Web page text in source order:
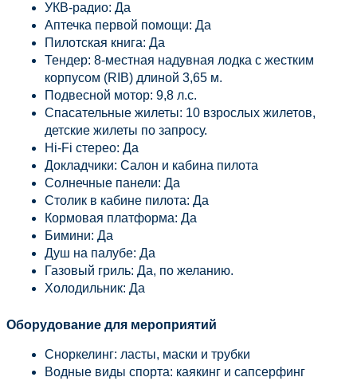
УКВ-радио: Да
Аптечка первой помощи: Да
Пилотская книга: Да
Тендер: 8-местная надувная лодка с жестким
корпусом (RIB) длиной 3,65 м.
Подвесной мотор: 9,8 л.с.
Спасательные жилеты: 10 взрослых жилетов,
детские жилеты по запросу.
Hi-Fi стерео: Да
Докладчики: Салон и кабина пилота
Солнечные панели: Да
Столик в кабине пилота: Да
Кормовая платформа: Да
Бимини: Да
Душ на палубе: Да
Газовый гриль: Да, по желанию.
Холодильник: Да
Оборудование для мероприятий
Сноркелинг: ласты, маски и трубки
Водные виды спорта: каякинг и сапсерфинг